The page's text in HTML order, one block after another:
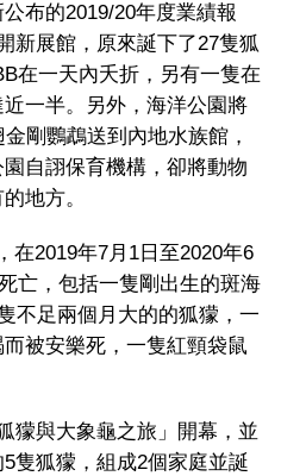
布的2019/20年度業績報
新展館，原來誕下了27隻狐
在一天內夭折，另有一隻在
一半。另外，海洋公園將
剛鸚鵡送到內地水族館，
自詡保育機構，卻將動物
地方。
在2019年7月1日至2020年6
亡，包括一隻剛出生的斑海
不足兩個月大的的狐獴，一
被安樂死，一隻紅頸袋鼠
獴與大象龜之旅」開幕，並
隻狐獴，組成2個家庭並誕